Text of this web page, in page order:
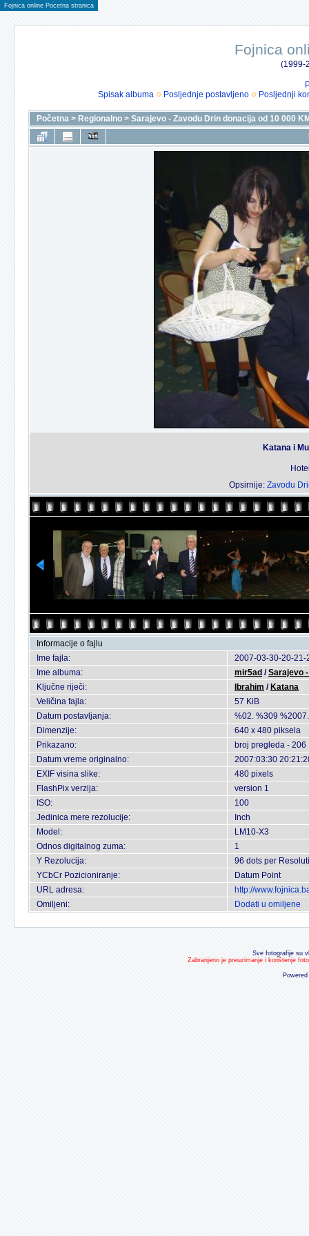
Fojnica online Pocetna stranica
Fojnica
(1999-
Spisak albuma
Posljednje postavljeno Posljednji
Početna > Regionalno > Sarajevo - Zavodu Drin donacija od 10 000
Katana i
Opsirnije: Zavodu
Informacije o fajlu
Ime fajla:
2007-03-30-20-21-
Ime albuma:
mir5ad /Sarajevo
Ključne riječi:
Ibrahim / Katana
Veličina fajla:
57 KiB
Datum postavljanja:
%02. %309 %2007.
Dimenzije:
640 x 480 piksela
Prikazano:
broj pregleda - 206
Datum vreme originalno:
2007:03:30
EXIF visina slike:
480 pixels
FlashPix verzija:
version 1
ISO:
100
Jedinica mere rezolucije:
Inch
Model:
LM10-X3
Odnos digitalnog zuma:
1
Y Rezolucija:
96 dots per
YCbCr Pozicioniranje:
Datum Point
URL adresa:
http://
Omiljeni:
Dodati u omiljene
Sve fotografije su
Zabranjeno je preuzimanje i korištenje